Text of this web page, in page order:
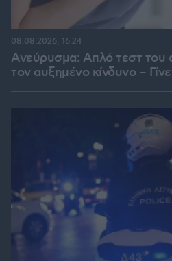
Ανεύρυσμα: Απλό τεστ του
τον αυξημένο κίνδυνο –
08.08.2026, 16:24